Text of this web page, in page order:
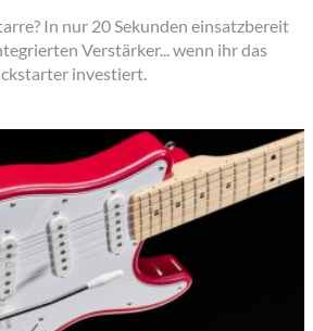
In nur 20 Sekunden einsatzbereit
Verstärker... wenn ihr das
investiert.